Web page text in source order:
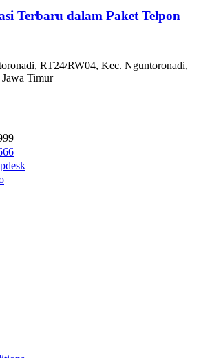
Terbaru dalam Paket Telpon
RT24/RW04, Kec. Nguntoronadi,
Timur